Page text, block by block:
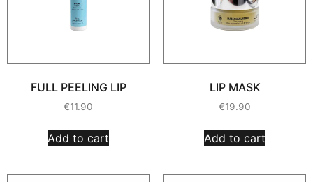
FULL PEELING LIP
€11.90
Add to cart
LIP MASK
€19.90
Add to cart